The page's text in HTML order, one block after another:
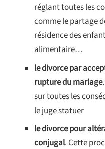
réglant toutes les
comme le partage
résidence des
alimentaire…
le divorce par
rupture du mariage
sur toutes les
le juge statuer
le divorce pour
conjugal. Cette